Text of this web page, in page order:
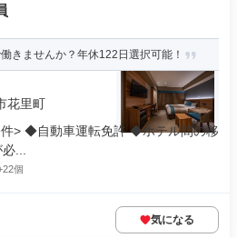
きませんか？年休122日選択可能！
花里町
> ◆自動車運転免許 ◆ホテル間の移
...
個
気になる